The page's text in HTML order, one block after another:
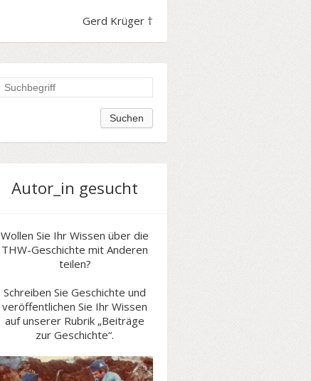
Gerd Krüger †
Autor_in gesucht
Wollen Sie Ihr Wissen über die
THW-Geschichte mit Anderen
teilen?
Schreiben Sie Geschichte und
veröffentlichen Sie Ihr Wissen
auf unserer Rubrik „Beiträge
zur Geschichte“.